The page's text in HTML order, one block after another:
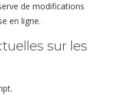
de modifications
en ligne.
sur les